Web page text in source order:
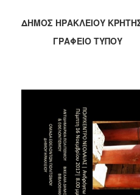
2019
2018
2013
2012
2011
2010
2006
ΔΗΜΟΣ ΗΡΑΚΛΕΙΟΥ
ΓΡΑΦΕΙΟ ΤΥΠΟΥ